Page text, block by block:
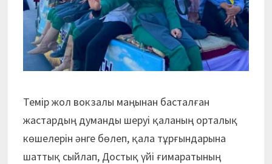
Темір жол вокзалы маңынан басталған
жастардың думанды шеруі қаланың орталық
көшелерін әнге бөлеп, қала тұрғындарына
шаттық сыйлап, Достық үйі ғимаратының